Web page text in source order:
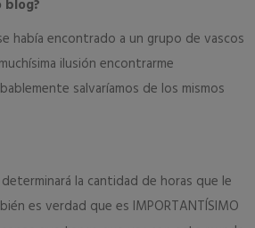
blog?
había encontrado a un grupo de vascos
ilusión encontrarme
salvaríamos de los mismos
la cantidad de horas que le
es verdad que es IMPORTANTÍSIMO